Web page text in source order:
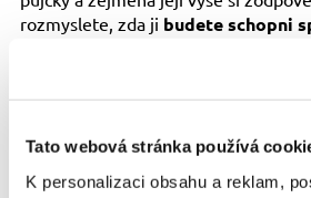
Tato webová stránka používá
K personalizaci obsahu a reklam,
rozmyslete, zda ji budete schopni
Nemáte časa potřebujete rychle
Nesolventní poskytovatel půjčky to